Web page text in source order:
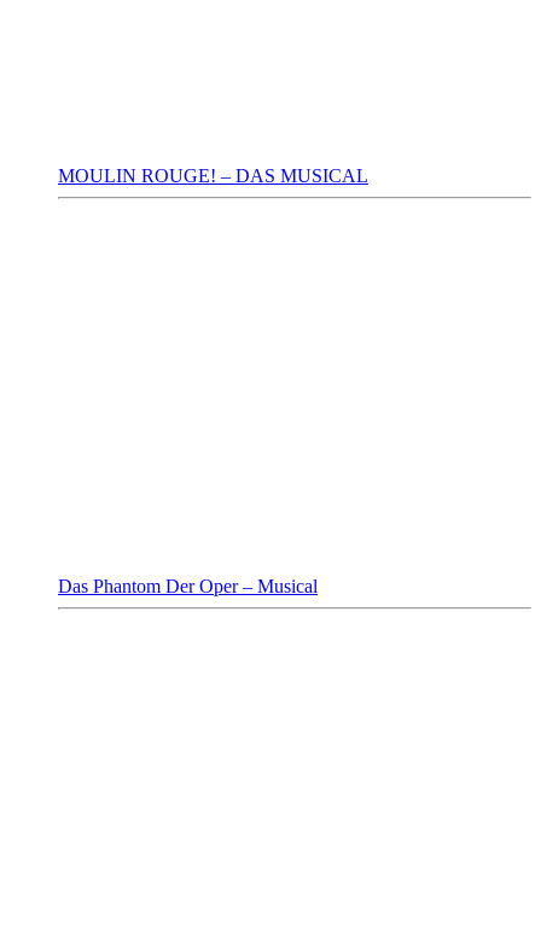
MOULIN ROUGE! – DAS MUSICAL
Das Phantom Der Oper – Musical